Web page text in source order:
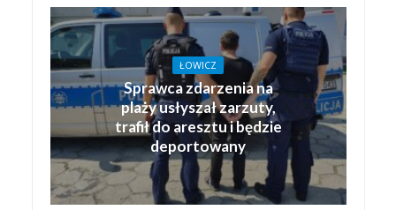
ŁOWICZ
Sprawca zdarzenia na
plaży usłyszał zarzuty,
trafił do aresztu i będzie
deportowany